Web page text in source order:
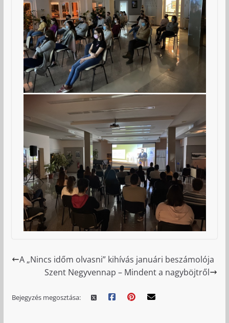
A „Nincs időm olvasni” kihívás januári beszámolója
Szent Negyvennap – Mindent a nagyböjtről
Bejegyzés megosztása: